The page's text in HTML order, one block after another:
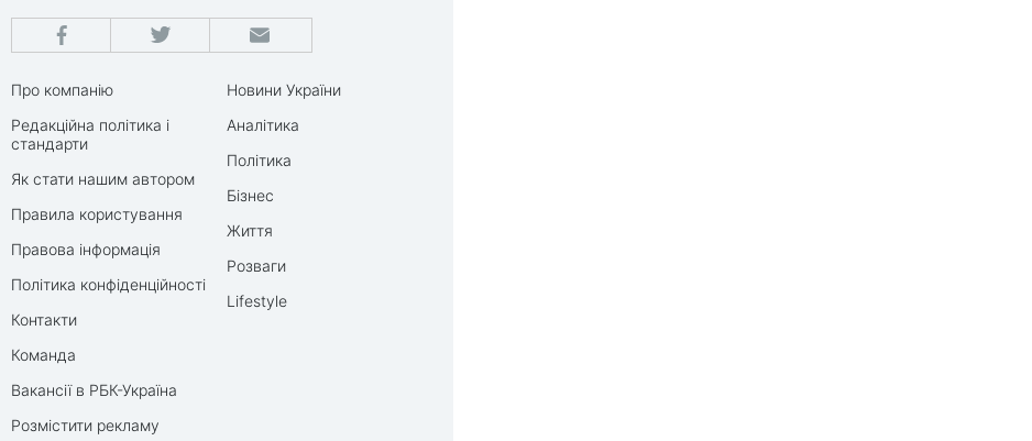
Про компанію
Редакційна політика і
стандарти
Як стати нашим автором
Правила користування
Правова інформація
Політика конфіденційності
Контакти
Команда
Вакансії в РБК-Україна
Розмістити рекламу
Новини України
Аналітика
Політика
Бізнес
Життя
Розваги
Lifestyle